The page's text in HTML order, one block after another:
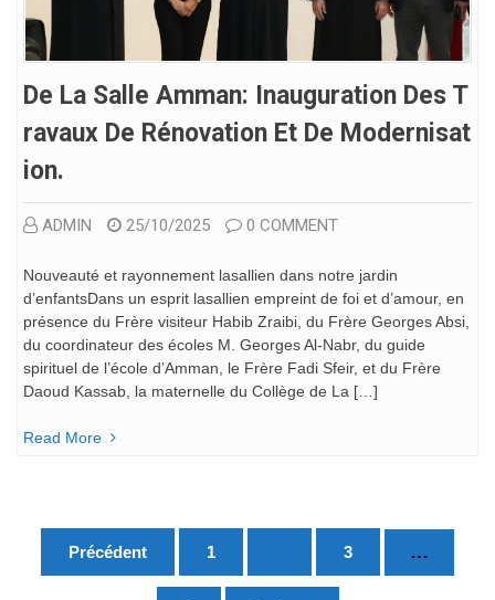
De La Salle Amman: Inauguration Des T
Ravaux De Rénovation Et De Modernisat
Ion.
ADMIN 25/10/2025 0 COMMENT
Nouveauté et rayonnement lasallien dans notre jardin
d’enfantsDans un esprit lasallien empreint de foi et d’amour, en
présence du Frère visiteur Habib Zraibi, du Frère Georges Absi,
du coordinateur des écoles M. Georges Al-Nabr, du guide
spirituel de l’école d’Amman, le Frère Fadi Sfeir, et du Frère
Daoud Kassab, la maternelle du Collège de La […]
Read More
Pagination
des
Précédent 1 3 …